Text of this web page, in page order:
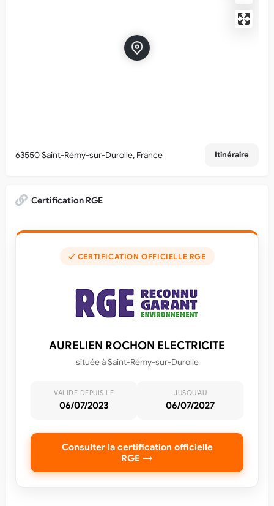
63550 Saint-Rémy-sur-Durolle, France Itinéraire
Certification RGE
✓ CERTIFICATION OFFICIELLE RGE
AURELIEN ROCHON ELECTRICITE
située à Saint-Rémy-sur-Durolle
VALIDE DEPUIS LE
06/07/2023
JUSQU'AU
06/07/2027
Consulter la certification officielle
RGE →